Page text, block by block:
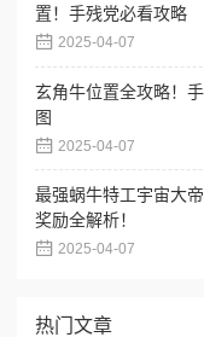
置！手残党必看攻略
2025-04-07
玄角牛位置全攻略！
图
2025-04-07
最强蜗牛特工宇宙大
奖励全解析！
2025-04-07
热门文章